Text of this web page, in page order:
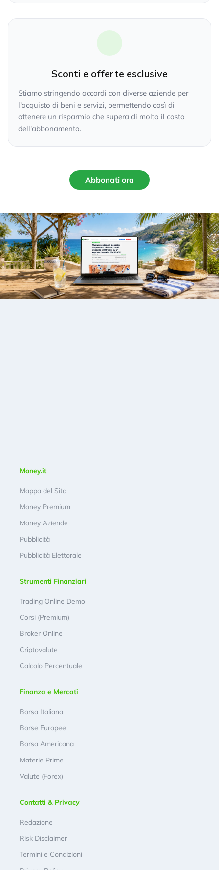
Sconti e offerte esclusive
Stiamo stringendo accordi con diverse aziende per
l'acquisto di beni e servizi, permettendo così di
ottenere un risparmio che supera di molto il costo
dell'abbonamento.
Abbonati ora
Money.it
Mappa del Sito
Money Premium
Money Aziende
Pubblicità
Pubblicità Elettorale
Strumenti Finanziari
Trading Online Demo
Corsi (Premium)
Broker Online
Criptovalute
Calcolo Percentuale
Finanza e Mercati
Borsa Italiana
Borse Europee
Borsa Americana
Materie Prime
Valute (Forex)
Contatti & Privacy
Redazione
Risk Disclaimer
Termini e Condizioni